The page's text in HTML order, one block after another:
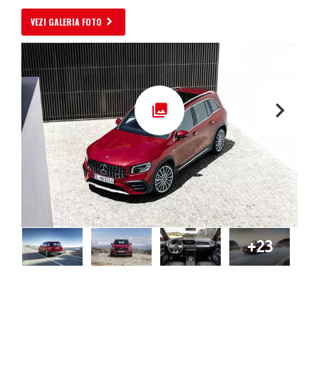
VEZI GALERIA FOTO
+23